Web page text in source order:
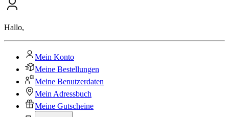
Hallo,
Mein Konto
Meine Bestellungen
Meine Benutzerdaten
Mein Adressbuch
Meine Gutscheine